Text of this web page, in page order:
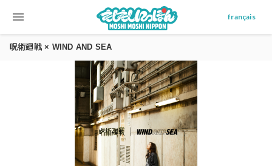
menu français
呪術廻戦 × WIND AND SEA